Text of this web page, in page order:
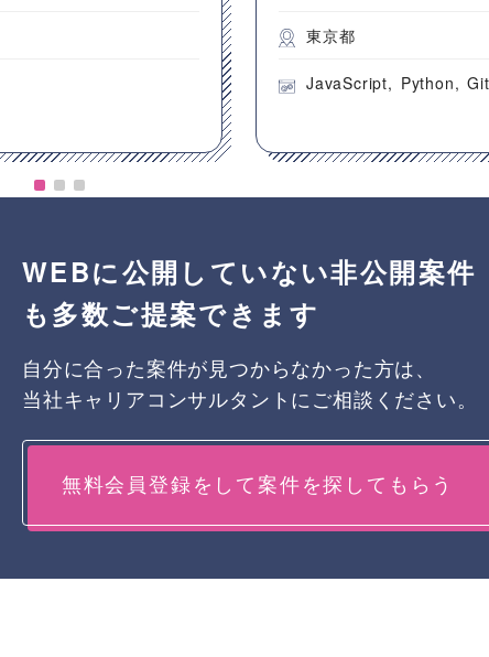
東京都
JavaScript Python
WEBに公開していない非公開案件
も多数ご提案できます
自分に合った案件が見つからなかった方は、
当社キャリアコンサルタントにご相談ください。
無料会員登録をして案件を探してもらう